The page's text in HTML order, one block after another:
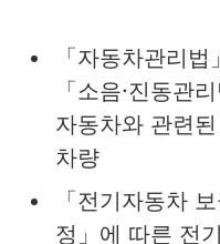
「자동차관리
「소음·진동관
자동차와 관련
차량
「전기자동차
정」에 따른 전